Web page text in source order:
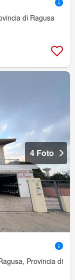
di Ragusa
4 Foto
Provincia di